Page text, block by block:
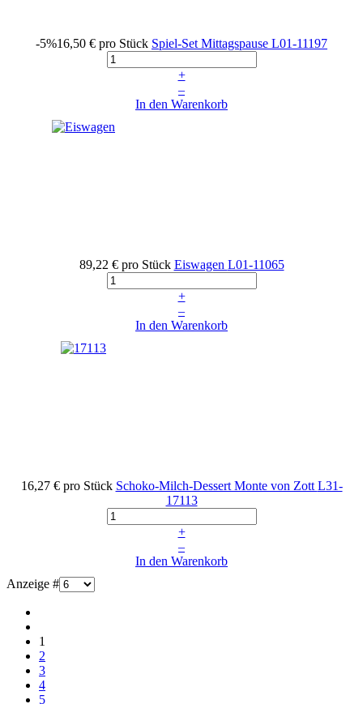
-5%16,50 € pro Stück Spiel-Set Mittagspause L01-11197
+
–
In den Warenkorb
89,22 € pro Stück Eiswagen L01-11065
+
–
In den Warenkorb
16,27 € pro Stück Schoko-Milch-Dessert Monte von Zott L31-
17113
+
–
In den Warenkorb
Anzeige #
1
2
3
4
5